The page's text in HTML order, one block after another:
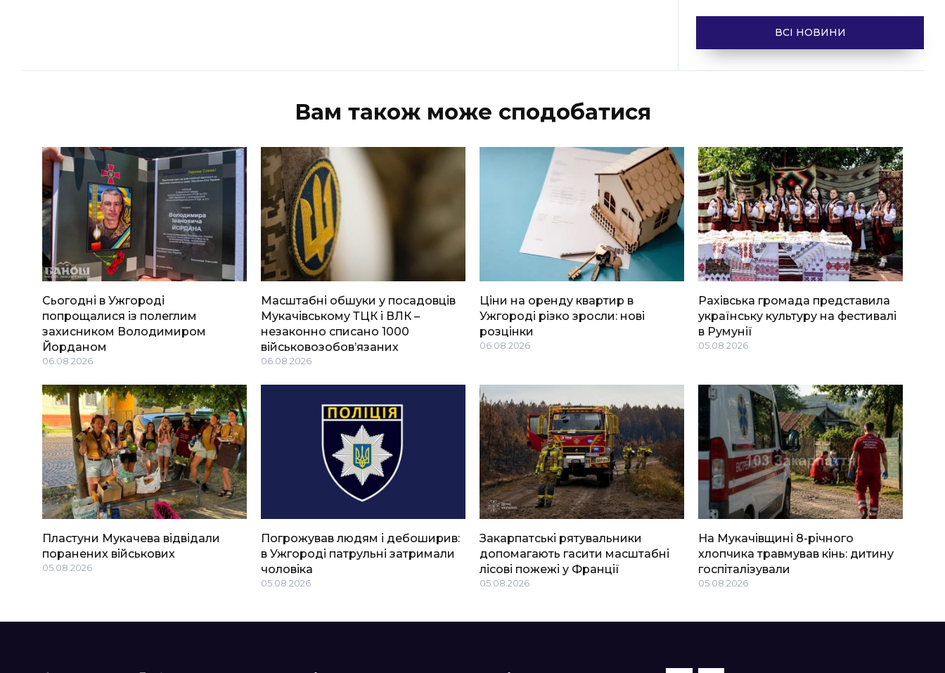
ВСІ НОВИНИ
Вам також може сподобатися
Сьогодні в Ужгороді
попрощалися із полеглим
захисником Володимиром
Йорданом
06.08.2026
Масштабні обшуки у посадовців
Мукачівському ТЦК і ВЛК –
незаконно списано 1000
військовозобов’язаних
06.08.2026
Ціни на оренду квартир в
Ужгороді різко зросли: нові
розцінки
06.08.2026
Рахівська громада представила
українську культуру на фестивалі
в Румунії
05.08.2026
Пластуни Мукачева відвідали
поранених військових
05.08.2026
Погрожував людям і дебоширив:
в Ужгороді патрульні затримали
чоловіка
05.08.2026
Закарпатські рятувальники
допомагають гасити масштабні
лісові пожежі у Франції
05.08.2026
На Мукачівщині 8-річного
хлопчика травмував кінь: дитину
госпіталізували
05.08.2026